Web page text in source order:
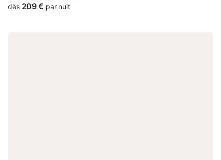
room.
dès 209 € par nuit